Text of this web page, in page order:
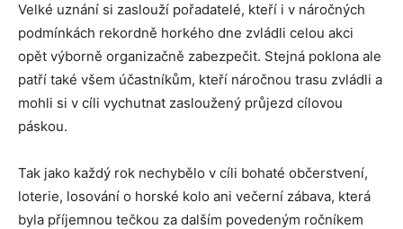
Velké uznání si zaslouží pořadatelé, kteří i v náročných
podmínkách rekordně horkého dne zvládli celou akci
opět výborně organizačně zabezpečit. Stejná poklona ale
patří také všem účastníkům, kteří náročnou trasu zvládli a
mohli si v cíli vychutnat zasloužený průjezd cílovou
páskou.
Tak jako každý rok nechybělo v cíli bohaté občerstvení,
loterie, losování o horské kolo ani večerní zábava, která
byla příjemnou tečkou za dalším povedeným ročníkem